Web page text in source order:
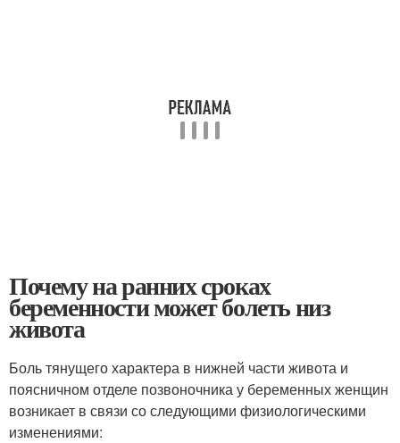
Почему на ранних сроках
беременности может болеть низ
живота
Боль тянущего характера в нижней части живота и
поясничном отделе позвоночника у беременных женщин
возникает в связи со следующими физиологическими
изменениями: